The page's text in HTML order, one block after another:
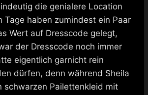
die genialere Location
Tage haben zumindest ein Paar
Wert auf Dresscode gelegt,
der Dresscode noch immer
eigentlich garnicht rein
dürfen, denn während Sheila
schwarzen Pailettenkleid mit